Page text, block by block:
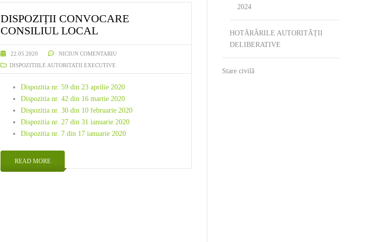
DISPOZIȚII CONVOCARE
CONSILIUL LOCAL
22.05.2020
NICIUN COMENTARIU
DISPOZITIILE AUTORITATII EXECUTIVE
Dispozitia nr. 59 din 23 aprilie 2020
Dispozitia nr. 42 din 16 martie 2020
Dispozitia nr. 30 din 10 februarie 2020
Dispozitia nr. 27 din 31 ianuarie 2020
Dispozitia nr. 7 din 17 ianuarie 2020
READ MORE
2024
HOTĂRÂRILE AUTORITĂȚII
DELIBERATIVE
Stare civilă